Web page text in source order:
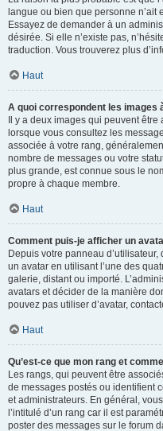
langue ou bien que personne
Essayez de demander à un
désirée. Si elle n’existe pas,
traduction. Vous trouverez plus
Haut
A quoi correspondent les images
Il y a deux images qui peuvent
lorsque vous consultez les
associée à votre rang,
nombre de messages ou votre
plus grande, est connue sous le
propre à chaque membre.
Haut
Comment puis-je afficher un
Depuis votre panneau
un avatar en utilisant l’une des
galerie, distant ou importé.
avatars et décider de la manière
pouvez pas utiliser d’avatar,
Haut
Qu’est-ce que mon rang et
Les rangs, qui peuvent être
de messages postés ou identifient
et administrateurs. En général,
l’intitulé d’un rang car il est
poster des messages sur le forum